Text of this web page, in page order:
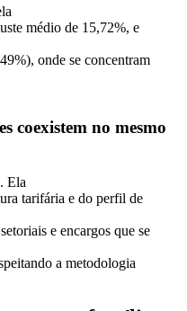
médio de 15,72%, e
onde se concentram
coexistem no mesmo
Ela
tarifária e do perfil de
e encargos que se
a metodologia